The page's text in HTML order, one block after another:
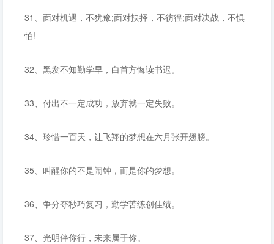
31、面对机遇，不犹豫;面对抉择，不彷徨;面对决战，不惧
怕!
32、黑发不知勤学早，白首方悔读书迟。
33、付出不一定成功，放弃就一定失败。
34、珍惜一百天，让飞翔的梦想在六月张开翅膀。
35、叫醒你的不是闹钟，而是你的梦想。
36、争分夺秒巧复习，勤学苦练创佳绩。
37、光明伴你行，未来属于你。